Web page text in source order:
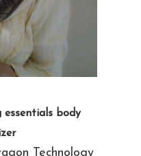
body
Technology